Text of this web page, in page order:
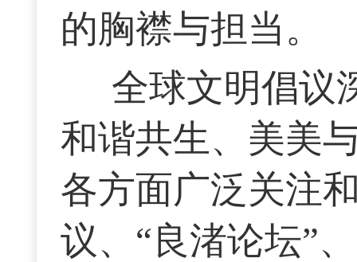
的胸襟与担当。
全球文明倡议
和谐共生、美美
各方面广泛关注
议、“良渚论坛”